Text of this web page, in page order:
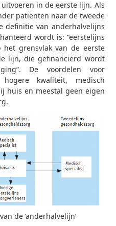
in de eerste lijn. Als
patiënten naar de tweede
definitie van anderhalvelijns
wordt is: “eerstelijns
grensvlak van de eerste
lijn, die gefinancierd wordt
De voordelen voor
kwaliteit, medisch
huis en meestal geen eigen
de ‘anderhalvelijn’